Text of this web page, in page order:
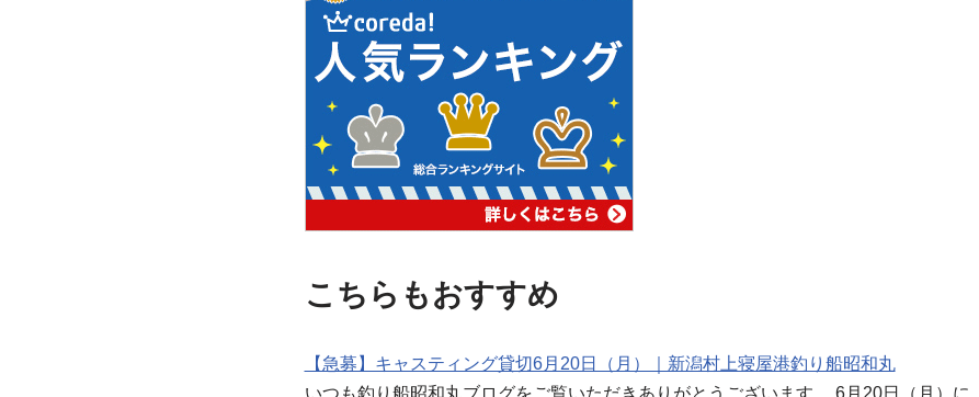
こちらもおすすめ
【急募】キャスティング貸切6月20日（月）｜新潟村上寝屋港釣り船昭和丸
いつも釣り船昭和丸ブログをご覧いただきありがとうございます。 6月20日（月）に…